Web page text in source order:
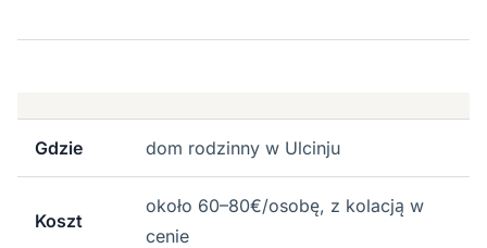
Gdzie dom rodzinny w Ulcinju
Koszt
około 60–80€/osobę, z kolacją w
cenie